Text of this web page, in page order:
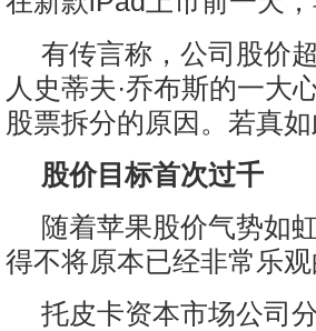
有传言称，公司股价
人史蒂夫·乔布斯的一大
股票拆分的原因。若真
股价目标首次过千
随着苹果股价气势如
得不将原本已经非常乐
托皮卡资本市场公司